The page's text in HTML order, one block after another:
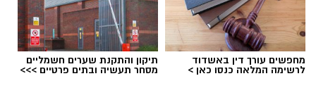
מחפשים עורך דין באשדוד
לרשימה המלאה כנסו כאן >
תיקון והתקנת שערים חשמליים
מסחר תעשיה ובתים פרטיים >>>